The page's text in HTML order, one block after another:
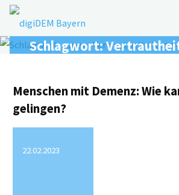
Zum
Inhalt
springenSchlagwort:
Menschen mit Demenz: Wie
gelingen?
22.02.2023